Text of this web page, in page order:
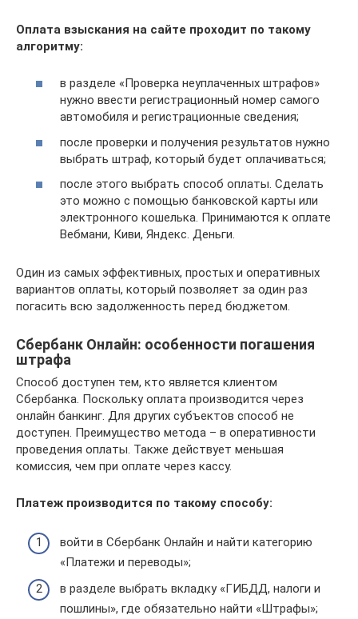
Оплата взыскания на сайте проходит по такому
алгоритму:
в разделе «Проверка неуплаченных штрафов»
нужно ввести регистрационный номер самого
автомобиля и регистрационные сведения;
после проверки и получения результатов нужно
выбрать штраф, который будет оплачиваться;
после этого выбрать способ оплаты. Сделать
это можно с помощью банковской карты или
электронного кошелька. Принимаются к оплате
Вебмани, Киви, Яндекс. Деньги.
Один из самых эффективных, простых и оперативных
вариантов оплаты, который позволяет за один раз
погасить всю задолженность перед бюджетом.
Сбербанк Онлайн: особенности погашения
штрафа
Способ доступен тем, кто является клиентом
Сбербанка. Поскольку оплата производится через
онлайн банкинг. Для других субъектов способ не
доступен. Преимущество метода – в оперативности
проведения оплаты. Также действует меньшая
комиссия, чем при оплате через кассу.
Платеж производится по такому способу:
войти в Сбербанк Онлайн и найти категорию
«Платежи и переводы»;
в разделе выбрать вкладку «ГИБДД, налоги и
пошлины», где обязательно найти «Штрафы»;